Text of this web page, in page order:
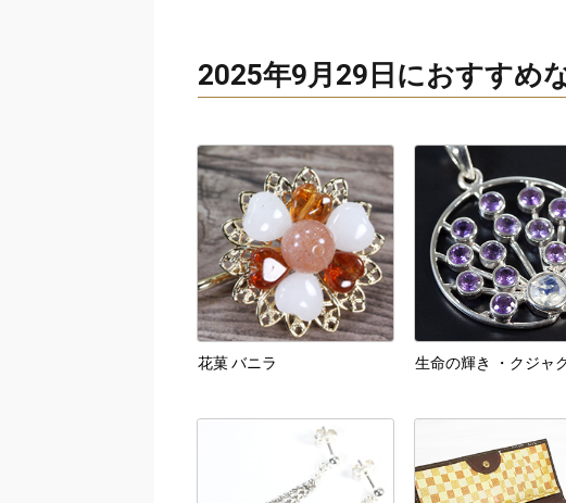
2025年9月29日におすすめ
花菓 バニラ 生命の輝き ・クジャ